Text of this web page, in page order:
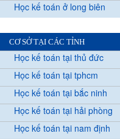
Học kế toán ở long biên
CƠ SỞ TẠI CÁC TỈNH
Học kế toán tại thủ đức
Học kế toán tại tphcm
Học kế toán tại bắc ninh
Học kế toán tại hải phòng
Học kế toán tại nam định